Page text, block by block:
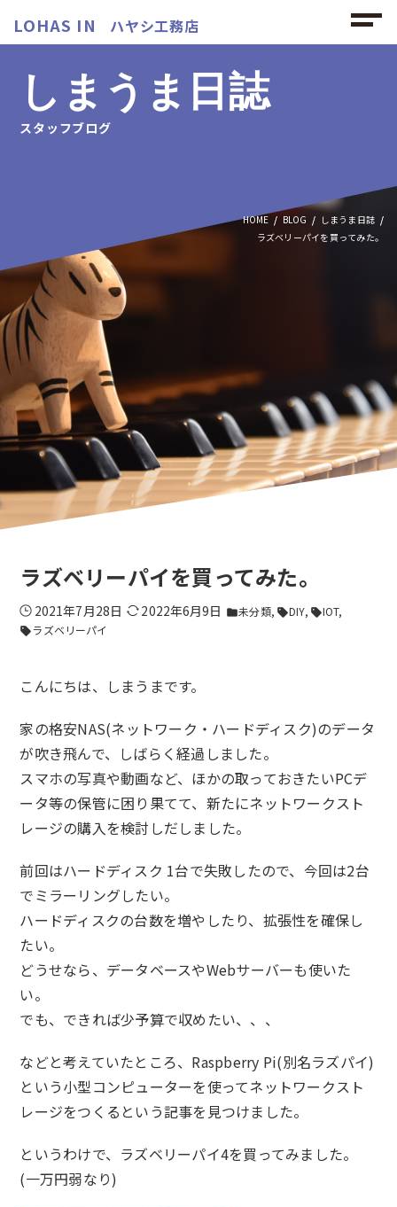
LOHAS IN ハヤシ工務店
しまうま日誌
スタッフブログ
HOME BLOG
しまうま日誌
ラズベリーパイを買ってみた。
ラズベリーパイを買ってみた。
2021年7月28日 2022年6月9日 folder未分類 sellDIY sellIOT
sell ラズベリーパイ
こんにちは、しまうまです。
家の格安NAS(ネットワーク・ハードディスク)のデータ
が吹き飛んで、しばらく経過しました。
スマホの写真や動画など、ほかの取っておきたいPCデ
ータ等の保管に困り果てて、新たにネットワークスト
レージの購入を検討しだしました。
前回はハードディスク 1台で失敗したので、今回は2台
でミラーリングしたい。
ハードディスクの台数を増やしたり、拡張性を確保し
たい。
どうせなら、データベースやWebサーバーも使いた
い。
でも、できれば少予算で収めたい、、、
などと考えていたところ、Raspberry Pi(別名ラズパイ)
という小型コンピューターを使ってネットワークスト
レージをつくるという記事を見つけました。
というわけで、ラズベリーパイ4を買ってみました。
(一万円弱なり)